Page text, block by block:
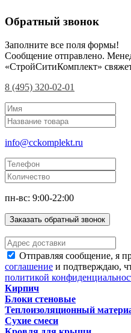
Обратный звонок
Заполните все поля формы!
Сообщение отправлено.
«СтройСитиКомплект»
8 (495) 320-02-01
info@cckomplekt.ru
пн-вс: 9:00-22:00
Заказать обратный звонок
Отправляя сообщение, я
соглашение и подтверждаю,
политикой
Кирпич
Блоки стеновые
Теплоизоляционный
Сухие смеси